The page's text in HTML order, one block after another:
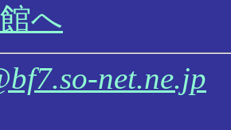
へ
net.ne.jp